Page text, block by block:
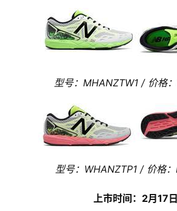
型号：MHANZTW1 / 价格
型号：WHANZTP1 / 价格
上市时间：2月17日